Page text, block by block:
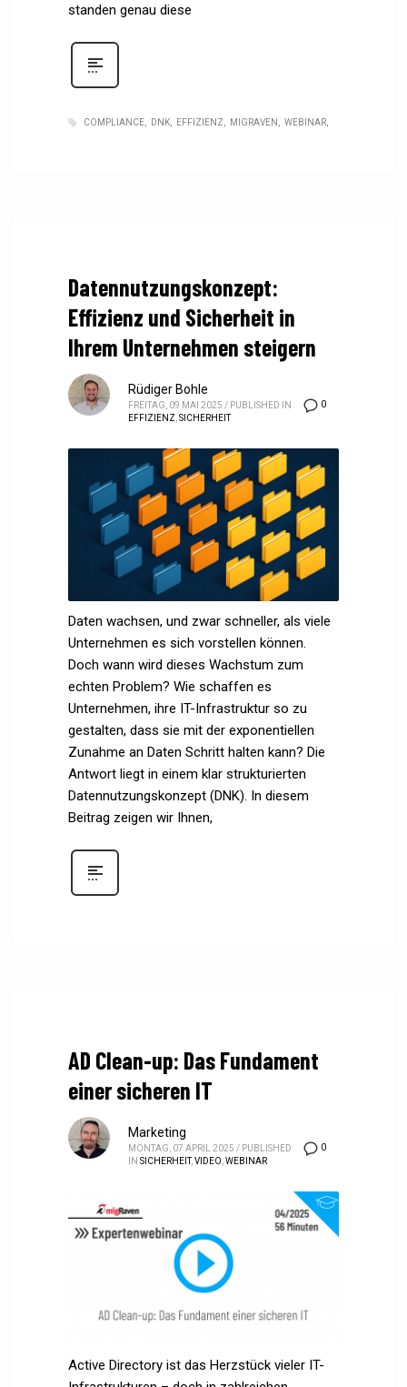
standen genau diese
COMPLIANCE DNK EFFIZIENZ MIGRAVEN WEBINAR
Datennutzungskonzept:
Effizienz und Sicherheit in
Ihrem Unternehmen steigern
0
Rüdiger Bohle
FREITAG, 09 MAI 2025 / PUBLISHED IN
EFFIZIENZ SICHERHEIT
Daten wachsen, und zwar schneller, als viele
Unternehmen es sich vorstellen können.
Doch wann wird dieses Wachstum zum
echten Problem? Wie schaffen es
Unternehmen, ihre IT-Infrastruktur so zu
gestalten, dass sie mit der exponentiellen
Zunahme an Daten Schritt halten kann? Die
Antwort liegt in einem klar strukturierten
Datennutzungskonzept (DNK). In diesem
Beitrag zeigen wir Ihnen,
AD Clean-up: Das Fundament
einer sicheren IT
0
Marketing
MONTAG, 07 APRIL 2025 / PUBLISHED
IN SICHERHEIT ,VIDEO,WEBINAR
Active Directory ist das Herzstück vieler IT-